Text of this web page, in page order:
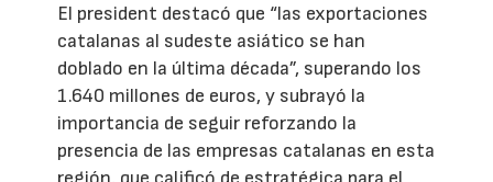
El president destacó que “las exportaciones
catalanas al sudeste asiático se han
doblado en la última década”, superando los
1.640 millones de euros, y subrayó la
importancia de seguir reforzando la
presencia de las empresas catalanas en esta